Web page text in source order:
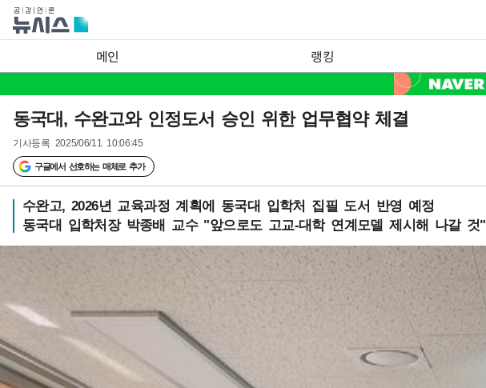
메인 랭킹
동국대, 수완고와 인정도서 승인 위한 업무협약 체결
기사등록 2025/06/11 10:06:45
구글에서 선호하는 매체로 추가
수완고, 2026년 교육과정 계획에 동국대 입학처 집필 도서 반영 예정
동국대 입학처장 박종배 교수 "앞으로도 고교-대학 연계모델 제시해 나갈 것"